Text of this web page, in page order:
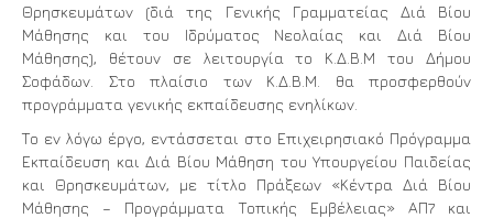
Θρησκευμάτων (διά της Γενικής Γραμματείας Διά Βίου
Μάθησης και του Ιδρύματος Νεολαίας και Διά Βίου
Μάθησης), θέτουν σε λειτουργία το Κ.Δ.Β.Μ του Δήμου
Σοφάδων. Στο πλαίσιο των Κ.Δ.Β.Μ. θα προσφερθούν
προγράμματα γενικής εκπαίδευσης ενηλίκων.
Το εν λόγω έργο, εντάσσεται στο Επιχειρησιακό Πρόγραμμα
Εκπαίδευση και Διά Βίου Μάθηση του Υπουργείου Παιδείας
και Θρησκευμάτων, με τίτλο Πράξεων «Κέντρα Διά Βίου
Μάθησης – Προγράμματα Τοπικής Εμβέλειας» ΑΠ7 και